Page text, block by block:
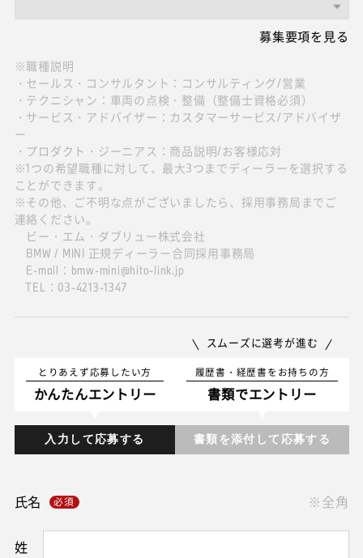
募集要項を見る
※職種説明
・セールス・コンサルタント：コンサルティング/営業
・テクニシャン：車両の点検・整備（整備士資格必須）
・サービス・アドバイザー：カスタマーサービス/アドバイザ
ー
・プロダクト・ジーニアス：商品説明/お客様応対
※1つの希望職種に対して、最大3つまでディーラーを選択する
ことができます。
※その他、ご不明な点がございましたら、採用事務局までご
連絡ください。
ビー・エム・ダブリュー株式会社
BMW / MINI 正規ディーラー合同採用事務局
E-mail：bmw-mini@hito-link.jp
TEL：03-4213-1347
とりあえず応募したい方
かんたんエントリー
入力して応募する
スムーズに選考が進む
履歴書・経歴書をお持ちの方
書類でエントリー
書類を添付して応募する
氏名
姓
※全角